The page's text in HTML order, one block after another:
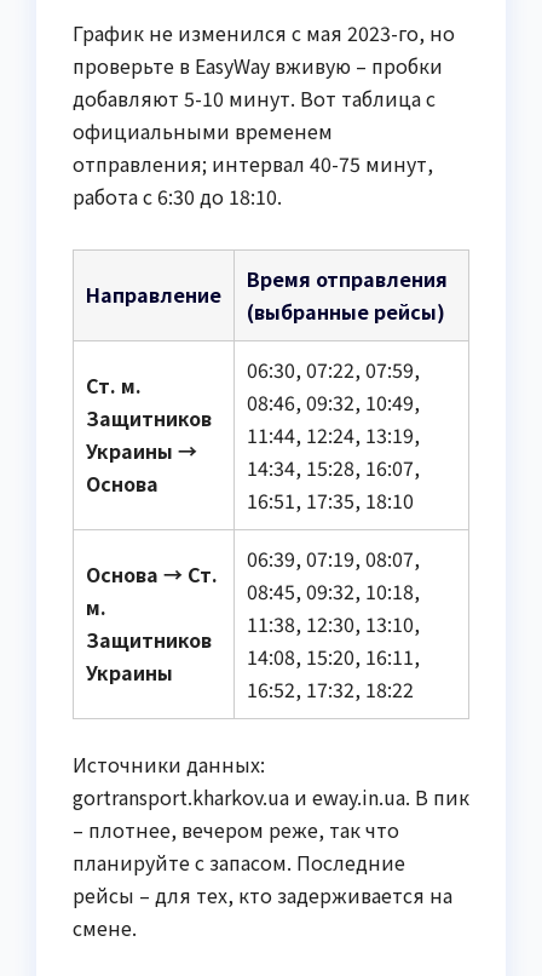
График не изменился с мая 2023-го, но
проверьте в EasyWay вживую – пробки
добавляют 5-10 минут. Вот таблица с
официальными временем
отправления; интервал 40-75 минут,
работа с 6:30 до 18:10.
Направление
Время отправления
(выбранные рейсы)
Ст. м.
Защитников
Украины →
Основа
06:30, 07:22, 07:59,
08:46, 09:32, 10:49,
11:44, 12:24, 13:19,
14:34, 15:28, 16:07,
16:51, 17:35, 18:10
Основа → Ст.
м.
Защитников
Украины
06:39, 07:19, 08:07,
08:45, 09:32, 10:18,
11:38, 12:30, 13:10,
14:08, 15:20, 16:11,
16:52, 17:32, 18:22
Источники данных:
gortransport.kharkov.ua и eway.in.ua. В пик
– плотнее, вечером реже, так что
планируйте с запасом. Последние
рейсы – для тех, кто задерживается на
смене.